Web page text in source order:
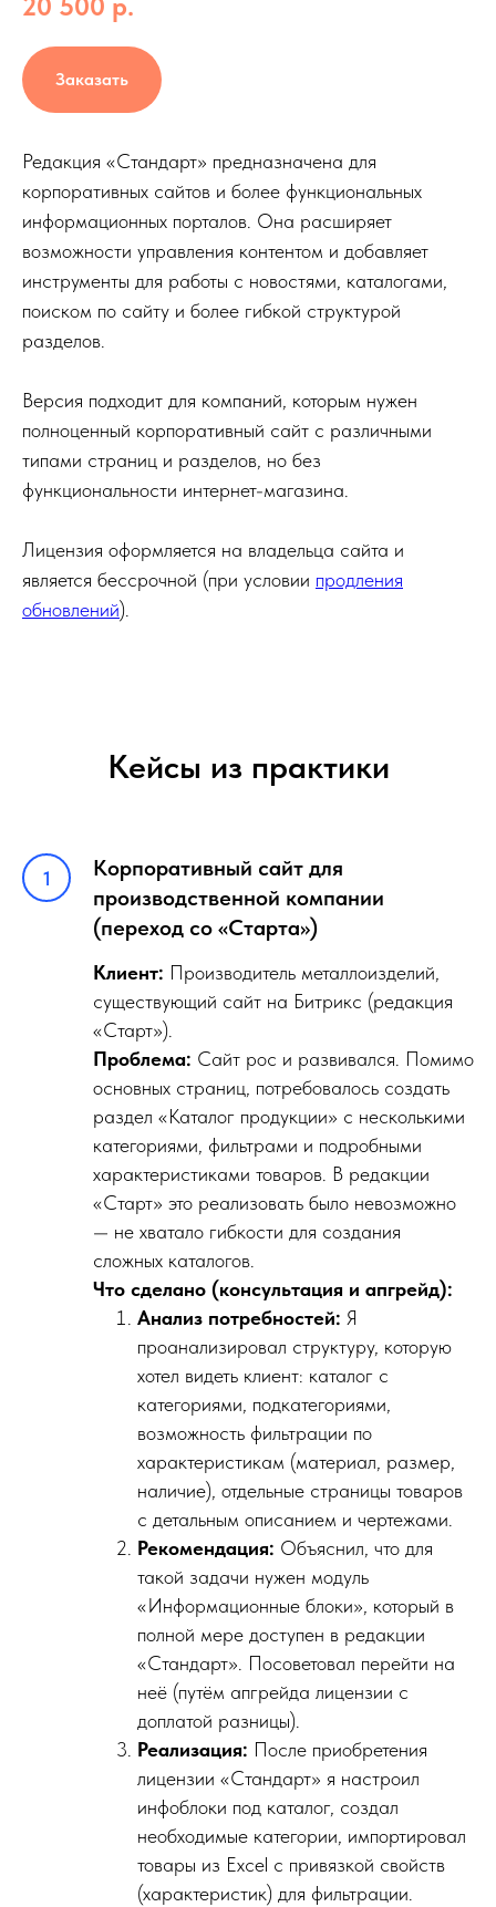
20 500 р.
Заказать
Редакция «Стандарт» предназначена для
корпоративных сайтов и более функциональных
информационных порталов. Она расширяет
возможности управления контентом и добавляет
инструменты для работы с новостями, каталогами,
поиском по сайту и более гибкой структурой
разделов.
Версия подходит для компаний, которым нужен
полноценный корпоративный сайт с различными
типами страниц и разделов, но без
функциональности интернет-магазина.
Лицензия оформляется на владельца сайта и
является бессрочной (при условии продления
обновлений).
Кейсы из практики
Корпоративный сайт для
производственной компании
(переход со «Старта»)
Клиент: Производитель металлоизделий,
существующий сайт на Битрикс (редакция
«Старт»).
Проблема: Сайт рос и развивался. Помимо
основных страниц, потребовалось создать
раздел «Каталог продукции» с несколькими
категориями, фильтрами и подробными
характеристиками товаров. В редакции
«Старт» это реализовать было невозможно
— не хватало гибкости для создания
сложных каталогов.
Что сделано (консультация и апгрейд):
Анализ потребностей: Я
проанализировал структуру, которую
хотел видеть клиент: каталог с
категориями, подкатегориями,
возможность фильтрации по
характеристикам (материал, размер,
наличие), отдельные страницы товаров
с детальным описанием и чертежами.
Рекомендация: Объяснил, что для
такой задачи нужен модуль
«Информационные блоки», который в
полной мере доступен в редакции
«Стандарт». Посоветовал перейти на
неё (путём апгрейда лицензии с
доплатой разницы).
Реализация: После приобретения
лицензии «Стандарт» я настроил
инфоблоки под каталог, создал
необходимые категории, импортировал
товары из Excel с привязкой свойств
(характеристик) для фильтрации.